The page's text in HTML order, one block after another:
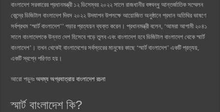
বাংলাদেশ সরকারের প্রধানমন্ত্রী ১২ ডিসেম্বর ২০২২ সালে রাজধানীর বঙ্গবন্ধু আন্তর্জাতিক সম্মেলন
কেন্দ্রে ডিজিটাল বাংলাদেশ দিবস ২০২২ উদযাপন উপলক্ষে আয়োজিত অনুষ্ঠানে প্রধান অতিথির ভাষণে
সর্বপ্রথম ‘স্মার্ট বাংলাদেশ’’ গড়ার প্রত্যয়ন ব্যক্ত করেন। প্রধানমন্ত্রী বলেন, ‘আমরা আগামী ২০৪১
সালে বাংলাদেশকে উন্নত দেশ হিসেবে গড়ে তুলব এবং বাংলাদেশ হবে ডিজিটাল বাংলাদেশ থেকে স্মার্ট
বাংলাদেশ’। তখন থেকেই বাংলাদেশের সর্বস্তরের মানুষের কাছে ‘স্মার্ট বাংলাদেশ’ একটি প্রত্যয়,
একটি স্বপ্নে পরিণত হয়।
আরো পড়ুনঃঅদম্য অগ্রযাত্রায় বাংলাদেশ রচনা
স্মার্ট বাংলাদেশ কি?